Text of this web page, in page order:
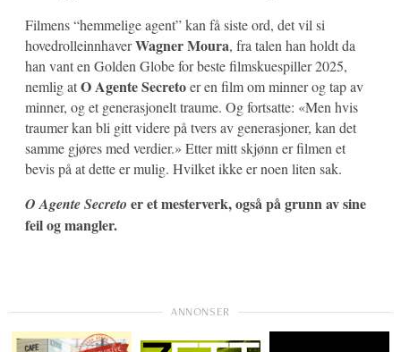
Filmens “hemmelige agent” kan få siste ord, det vil si
hovedrolleinnhaverWagner Moura, fra talen han holdt da
han vant en Golden Globe for beste filmskuespiller 2025,
nemlig atO Agente Secretoer en film om minner og tap av
minner, og et generasjonelt traume. Og fortsatte: «Men hvis
traumer kan bli gitt videre på tvers av generasjoner, kan det
samme gjøres med verdier.» Etter mitt skjønn er filmen et
bevis på at dette er mulig. Hvilket ikke er noen liten sak.
O Agente Secreto er et mesterverk, også på grunn av sine
feil og mangler.